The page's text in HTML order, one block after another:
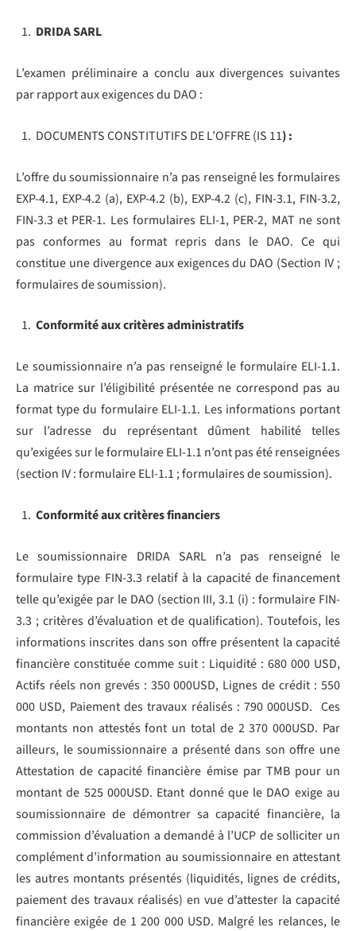
DRIDA SARL
L’examen préliminaire a conclu aux divergences suivantes
par rapport aux exigences du DAO :
DOCUMENTS CONSTITUTIFS DE L’OFFRE (IS 11) :
L’offre du soumissionnaire n’a pas renseigné les formulaires
EXP-4.1, EXP-4.2 (a), EXP-4.2 (b), EXP-4.2 (c), FIN-3.1, FIN-3.2,
FIN-3.3 et PER-1. Les formulaires ELI-1, PER-2, MAT ne sont
pas conformes au format repris dans le DAO. Ce qui
constitue une divergence aux exigences du DAO (Section IV ;
formulaires de soumission).
Conformité aux critères administratifs
Le soumissionnaire n’a pas renseigné le formulaire ELI-1.1.
La matrice sur l’éligibilité présentée ne correspond pas au
format type du formulaire ELI-1.1. Les informations portant
sur l’adresse du représentant dûment habilité telles
qu’exigées sur le formulaire ELI-1.1 n’ont pas été renseignées
(section IV : formulaire ELI-1.1 ; formulaires de soumission).
Conformité aux critères financiers
Le soumissionnaire DRIDA SARL n’a pas renseigné le
formulaire type FIN-3.3 relatif à la capacité de financement
telle qu’exigée par le DAO (section III, 3.1 (i) : formulaire FIN-
3.3 ; critères d’évaluation et de qualification). Toutefois, les
informations inscrites dans son offre présentent la capacité
financière constituée comme suit : Liquidité : 680 000 USD,
Actifs réels non grevés : 350 000USD, Lignes de crédit : 550
000 USD, Paiement des travaux réalisés : 790 000USD. Ces
montants non attestés font un total de 2 370 000USD. Par
ailleurs, le soumissionnaire a présenté dans son offre une
Attestation de capacité financière émise par TMB pour un
montant de 525 000USD. Etant donné que le DAO exige au
soumissionnaire de démontrer sa capacité financière, la
commission d’évaluation a demandé à l’UCP de solliciter un
complément d’information au soumissionnaire en attestant
les autres montants présentés (liquidités, lignes de crédits,
paiement des travaux réalisés) en vue d’attester la capacité
financière exigée de 1 200 000 USD. Malgré les relances, le